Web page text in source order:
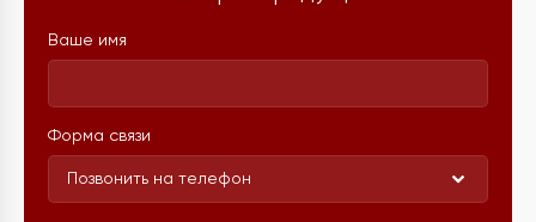
Ваше имя
Форма связи
Позвонить на телефон